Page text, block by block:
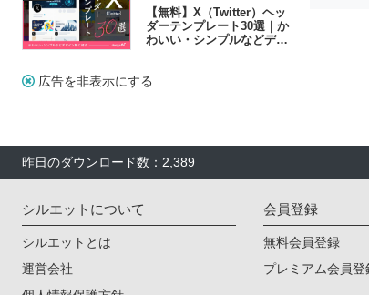
【無料】X（Twitter）ヘッ
ダーテンプレート30選｜か
わいい・シンプルなどデザ
広告を非表示にする
昨日のダウンロード数：2,389
シルエットについて
シルエットとは
運営会社
会員登録
無料会員登録
プレミアム会員登